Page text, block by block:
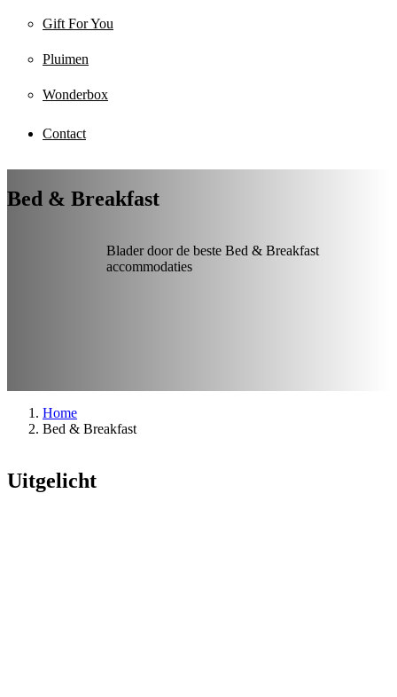
Gift For You
Pluimen
Wonderbox
Contact
Bed & Breakfast
Blader door de beste Bed & Breakfast
accommodaties
Home
Bed & Breakfast
Uitgelicht